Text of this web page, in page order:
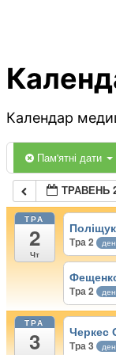
Календар
Пам'ятні дати
ТРАВЕНЬ
ТРА
2
Чт
Тра 2
Тра 2
ТРА
3 Черкес
Тра 3